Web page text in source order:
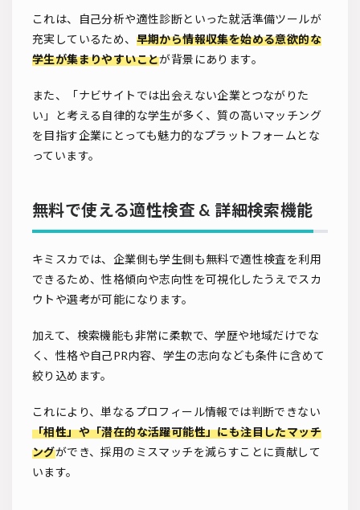
これは、自己分析や適性診断といった就活準備ツールが
充実しているため、 早期から情報収集を始める意欲的な
学生が集まりやすいことが背景にあります。
また、「ナビサイトでは出会えない企業とつながりた
い」と考える自律的な学生が多く、質の高いマッチング
を目指す企業にとっても魅力的なプラットフォームとな
っています。
無料で使える適性検査 & 詳細検索機能
キミスカでは、企業側も学生側も無料で適性検査を利用
できるため、性格傾向や志向性を可視化したうえでスカ
ウトや選考が可能になります。
加えて、検索機能も非常に柔軟で、学歴や地域だけでな
く、性格や自己PR内容、学生の志向なども条件に含めて
絞り込めます。
これにより、単なるプロフィール情報では判断できない
「相性」や「潜在的な活躍可能性」にも注目したマッチ
ングができ、採用のミスマッチを減らすことに貢献して
います。